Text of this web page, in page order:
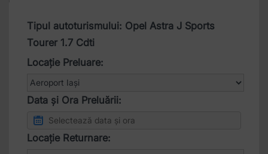
Tipul autoturismului: Opel Astra J Sports
Tourer 1.7 Cdti
Locație Preluare:
Data și Ora Preluării:
Locație Returnare: